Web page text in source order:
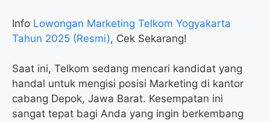
Info Lowongan Marketing Telkom Yogyakarta
Tahun 2025 (Resmi), Cek Sekarang!
Saat ini, Telkom sedang mencari kandidat yang
handal untuk mengisi posisi Marketing di kantor
cabang Depok, Jawa Barat. Kesempatan ini
sangat tepat bagi Anda yang ingin berkembang